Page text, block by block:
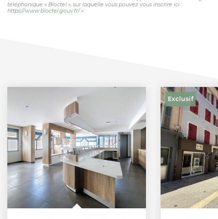
téléphonique « Bloctel », sur laquelle vous pouvez vous inscrire ici :
https://www.bloctel.gouv.fr/»
Exclusif